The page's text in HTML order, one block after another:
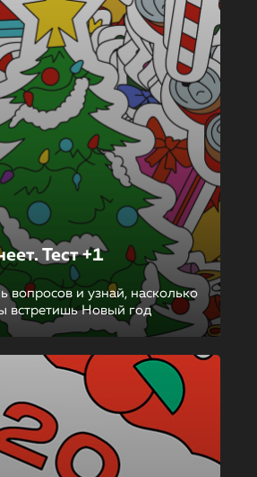
Тест +1
вопросов и узнай, насколько
встретишь Новый год